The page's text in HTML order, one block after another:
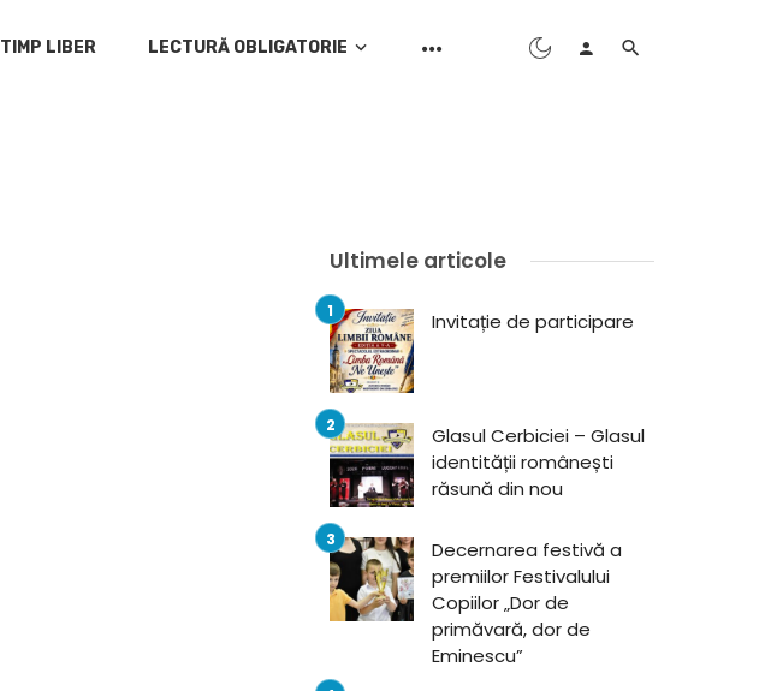
TIMP LIBER LECTURĂ OBLIGATORIE
Ultimele articole
Invitație de participare
Glasul Cerbiciei – Glasul
identității românești
răsună din nou
Decernarea festivă a
premiilor Festivalului
Copiilor „Dor de
primăvară, dor de
Eminescu”